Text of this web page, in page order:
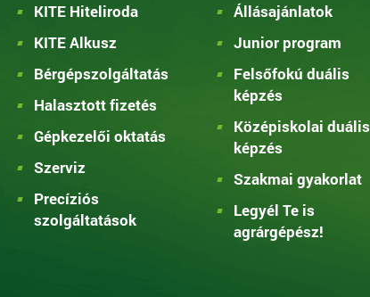
KITE Hiteliroda
KITE Alkusz
Bérgépszolgáltatás
Halasztott fizetés
Gépkezelői oktatás
Szerviz
Precíziós
szolgáltatások
Állásajánlatok
Junior program
Felsőfokú duális
képzés
Középiskolai duális
képzés
Szakmai gyakorlat
Legyél Te is
agrárgépész!